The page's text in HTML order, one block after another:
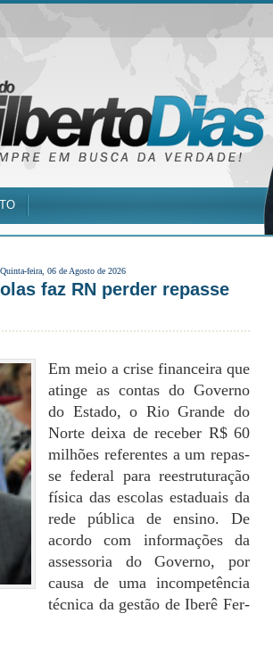
Quinta-feira, 06 de Agosto de 2026
faz RN per­der repasse
Em meio a crise fi­nan­cei­ra que
atin­ge as con­tas do Go­ver­no
do Es­ta­do, o Rio Gran­de do
Norte deixa de re­ce­ber R$ 60
mi­lhões re­fe­ren­tes a um re­pas­
se fe­de­ral para rees­tru­tu­ra­ção
fí­si­ca das es­co­las es­ta­duais da
rede pú­bli­ca de en­si­no. De
acor­do com in­for­ma­ções da
as­ses­so­ria do Go­ver­no, por
causa de uma in­com­pe­tên­cia
téc­ni­ca da ges­tão de Iberê Fer­